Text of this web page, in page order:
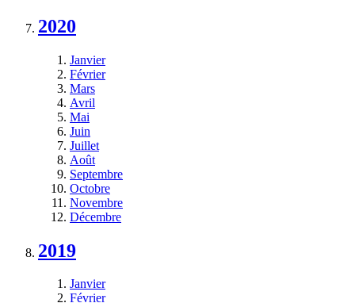
2020
Janvier
Février
Mars
Avril
Mai
Juin
Juillet
Août
Septembre
Octobre
Novembre
Décembre
2019
Janvier
Février